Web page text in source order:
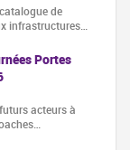
de
infrastructures…
acteurs à